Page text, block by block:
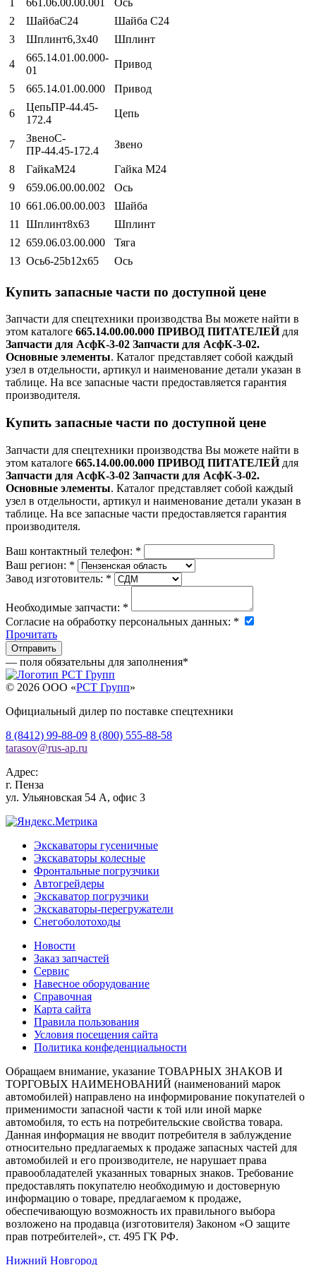
2
ШайбаС24
Шайба С24
3
Шплинт6,3х40 Шплинт
4
665.14.01.00.000-
01
Привод
5 665.14.01.00.000 Привод
6
ЦепьПР-44.45-
172.4
Цепь
7
ЗвеноС-
ПР-44.45-172.4
Звено
8 ГайкаМ24
Гайка М24
9
659.06.00.00.002
Ось
10 661.06.00.00.003
Шайба
11
Шплинт8х63
Шплинт
12 659.06.03.00.000
Тяга
13 Ось6-25b12х65 Ось
Купить запасные части по доступной цене
Запчасти для спецтехники производства Вы можете найти в
этом каталоге 665.14.00.00.000 ПРИВОД ПИТАТЕЛЕЙдля
Запчасти для АсфК-3-02 Запчасти для АсфК-3-02.
Основные элементы. Каталог представляет собой каждый
узел в отдельности, артикул и наименование детали указан в
таблице. На все запасные части предоставляется гарантия
производителя.
Купить запасные части по доступной цене
Запчасти для спецтехники производства Вы можете найти в
этом каталоге 665.14.00.00.000 ПРИВОД ПИТАТЕЛЕЙдля
Запчасти для АсфК-3-02 Запчасти для АсфК-3-02.
Основные элементы. Каталог представляет собой каждый
узел в отдельности, артикул и наименование детали указан в
таблице. На все запасные части предоставляется гарантия
производителя.
Ваш контактный телефон: *
Ваш регион: *
Завод изготовитель: *
Необходимые запчасти: *
Согласие на обработку персональных данных: *
Прочитать
— поля обязательны для заполнения*
© 2026 OOO «РСТ Групп»
Официальный дилер по поставке спецтехники
8 (8412) 99-88-09 8 (800) 555-88-58
tarasov@rus-ap.ru
Адрес:
г. Пенза
ул. Ульяновская 54 А, офис 3
Экскаваторы гусеничные
Экскаваторы колесные
Фронтальные погрузчики
Автогрейдеры
Экскаватор погрузчики
Экскаваторы-перегружатели
Снегоболотоходы
Новости
Заказ запчастей
Сервис
Навесное оборудование
Справочная
Карта сайта
Правила пользования
Условия посещения сайта
Политика конфеденциальности
Обращаем внимание, указание ТОВАРНЫХ ЗНАКОВ И
ТОРГОВЫХ НАИМЕНОВАНИЙ (наименований марок
автомобилей) направлено на информирование покупателей о
применимости запасной части к той или иной марке
автомобиля, то есть на потребительские свойства товара.
Данная информация не вводит потребителя в заблуждение
относительно предлагаемых к продаже запасных частей для
автомобилей и его производителе, не нарушает права
правообладателей указанных товарных знаков. Требование
предоставлять покупателю необходимую и достоверную
информацию о товаре, предлагаемом к продаже,
обеспечивающую возможность их правильного выбора
возложено на продавца (изготовителя) Законом «О защите
прав потребителей», ст. 495 ГК РФ.
Нижний Новгород